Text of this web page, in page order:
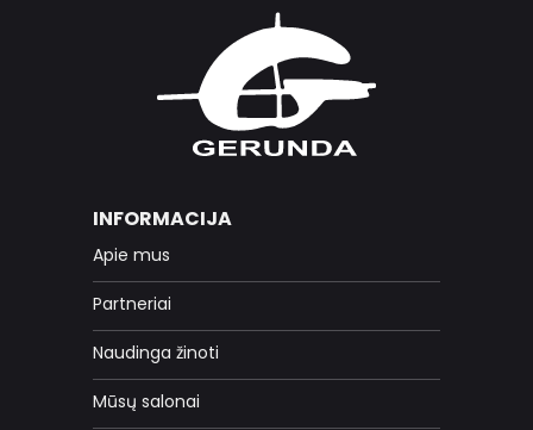
INFORMACIJA
Apie mus
Partneriai
Naudinga žinoti
Mūsų salonai